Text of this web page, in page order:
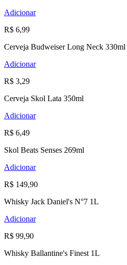
Adicionar
R$ 6,99
Cerveja Budweiser Long Neck 330ml
Adicionar
R$ 3,29
Cerveja Skol Lata 350ml
Adicionar
R$ 6,49
Skol Beats Senses 269ml
Adicionar
R$ 149,90
Whisky Jack Daniel's N°7 1L
Adicionar
R$ 99,90
Whisky Ballantine's Finest 1L